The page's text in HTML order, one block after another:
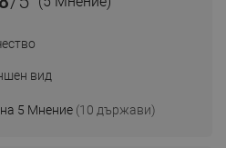
5 Мнение (10 държави)
вид